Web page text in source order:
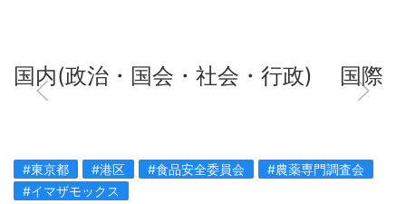
国内(政治・国会・社会・行政) 国際
#東京都 #港区 #食品安全委員会
#農薬専門調査会
#イマザモックス